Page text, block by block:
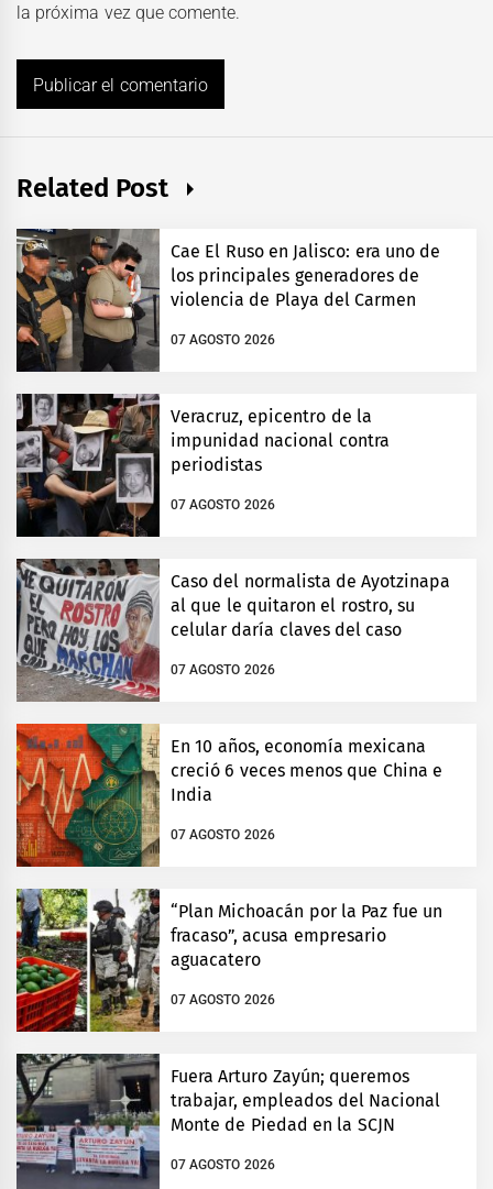
la próxima vez que comente.
Related Post
Cae El Ruso en Jalisco: era uno de
los principales generadores de
violencia de Playa del Carmen
07 AGOSTO 2026
Veracruz, epicentro de la
impunidad nacional contra
periodistas
07 AGOSTO 2026
Caso del normalista de Ayotzinapa
al que le quitaron el rostro, su
celular daría claves del caso
07 AGOSTO 2026
En 10 años, economía mexicana
creció 6 veces menos que China e
India
07 AGOSTO 2026
“Plan Michoacán por la Paz fue un
fracaso”, acusa empresario
aguacatero
07 AGOSTO 2026
Fuera Arturo Zayún; queremos
trabajar, empleados del Nacional
Monte de Piedad en la SCJN
07 AGOSTO 2026